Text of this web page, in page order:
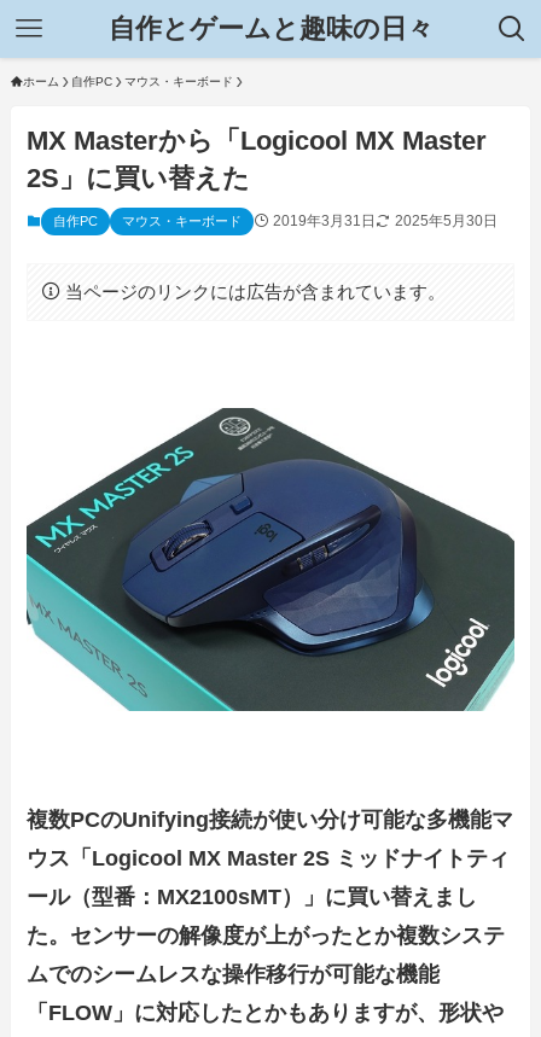
自作とゲームと趣味の日々
ホーム 自作PC マウス・キーボード
MX Masterから「Logicool MX Master
2S」に買い替えた
自作PC マウス・キーボード 2019年3月31日 2025年5月30日
当ページのリンクには広告が含まれています。
複数PCのUnifying接続が使い分け可能な多機能マ
ウス「Logicool MX Master 2S ミッドナイトティ
ール（型番：MX2100sMT）」に買い替えまし
た。センサーの解像度が上がったとか複数システ
ムでのシームレスな操作移行が可能な機能
「FLOW」に対応したとかもありますが、形状や